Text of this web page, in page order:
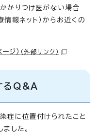
かりつけ医がない場合
情報ネット）からお近くの
ジ） （外部リンク）
るQ&A
症に位置付けられたこと
した。